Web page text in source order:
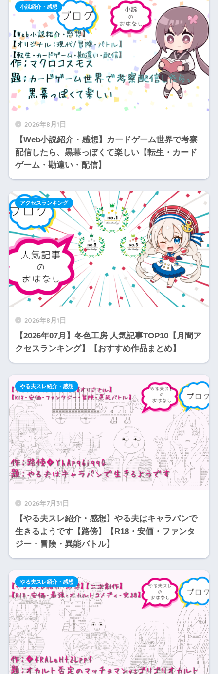
2026年8月1日
【Web小説紹介・感想】カードゲーム世界で考察
配信したら、黒幕っぽくて楽しい【転生・カード
ゲーム・勘違い・配信】
小説紹介・感想
2026年8月1日
【2026年07月】冬色工房 人気記事TOP10【月間ア
クセスランキング】【おすすめ作品まとめ】
アクセスランキング
2026年7月31日
【やる夫スレ紹介・感想】やる夫はキャラバンで
生きるようです【路傍】【R18・安価・ファンタ
ジー・冒険・異能バトル】
やる夫スレ紹介・感想
やる夫スレ紹介・感想